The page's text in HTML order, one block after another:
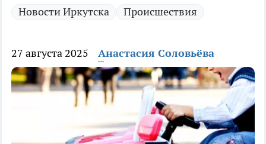
Новости Иркутска Происшествия
27 августа 2025 Анастасия Соловьёва